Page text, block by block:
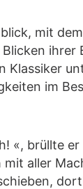
mit
ihrer
Klassiker
im
«, brüllte
aller